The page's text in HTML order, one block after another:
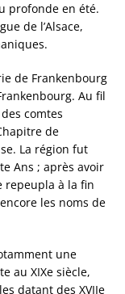
profonde en été.
de l’Alsace,
de Frankenbourg
Au fil
comtes
de
La région fut
Ans ; après avoir
repeupla à la fin
les noms de
une
au XIXe siècle,
datant des XVIIe